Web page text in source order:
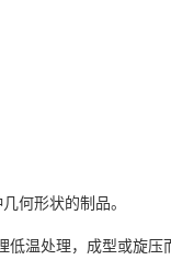
何形状的制品。
低温处理，成型或旋